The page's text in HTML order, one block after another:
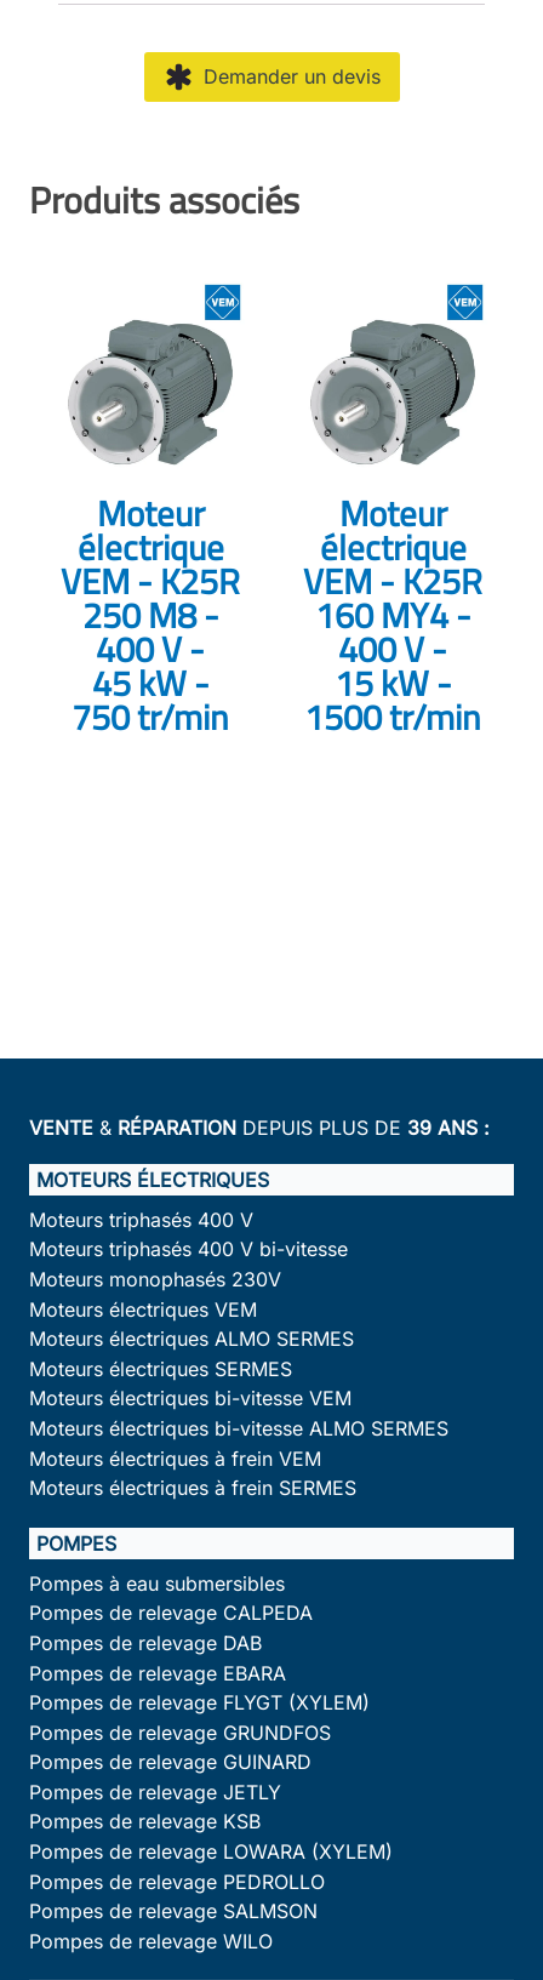
Demander un devis
Produits associés
Moteur
électrique
VEM - K25R
250 M8 -
400 V -
45 kW -
750 tr/min
Moteur
électrique
VEM - K25R
160 MY4 -
400 V -
15 kW -
1500 tr/min
VENTE & RÉPARATION DEPUIS PLUS DE 39 ANS :
MOTEURS ÉLECTRIQUES
Moteurs triphasés 400 V
Moteurs triphasés 400 V bi-vitesse
Moteurs monophasés 230V
Moteurs électriques VEM
Moteurs électriques ALMO SERMES
Moteurs électriques SERMES
Moteurs électriques bi-vitesse VEM
Moteurs électriques bi-vitesse ALMO SERMES
Moteurs électriques à frein VEM
Moteurs électriques à frein SERMES
POMPES
Pompes à eau submersibles
Pompes de relevage CALPEDA
Pompes de relevage DAB
Pompes de relevage EBARA
Pompes de relevage FLYGT (XYLEM)
Pompes de relevage GRUNDFOS
Pompes de relevage GUINARD
Pompes de relevage JETLY
Pompes de relevage KSB
Pompes de relevage LOWARA (XYLEM)
Pompes de relevage PEDROLLO
Pompes de relevage SALMSON
Pompes de relevage WILO